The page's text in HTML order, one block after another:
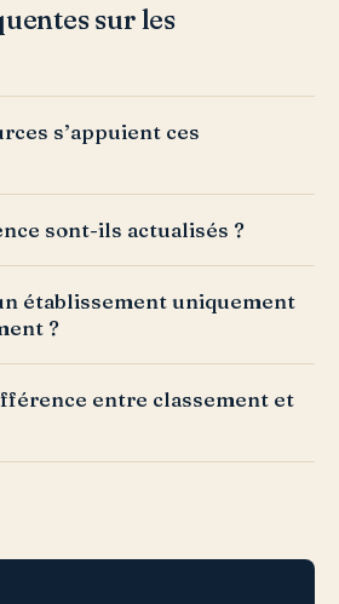
sur les
s’appuient ces
sont-ils actualisés ?
établissement uniquement
?
entre classement et